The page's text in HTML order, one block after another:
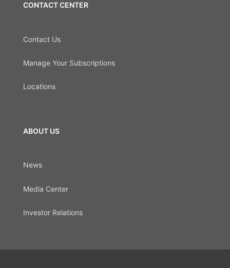
CONTACT CENTER
Contact Us
Manage Your Subscriptions
Locations
ABOUT US
News
Media Center
Investor Relations